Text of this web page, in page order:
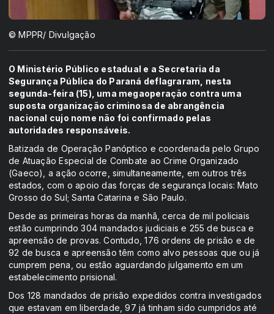
© MPPR/ Divulgação
O Ministério Público estadual e a Secretaria da
Segurança Pública do Paraná deflagraram, nesta
segunda-feira (15), uma megaoperação contra uma
suposta organização criminosa de abrangência
nacional cujo nome não foi confirmado pelas
autoridades responsáveis.
Batizada de Operação Panóptico e coordenada pelo Grupo
de Atuação Especial de Combate ao Crime Organizado
(Gaeco), a ação ocorre, simultaneamente, em outros três
estados, com o apoio das forças de segurança locais: Mato
Grosso do Sul; Santa Catarina e São Paulo.
Desde as primeiras horas da manhã, cerca de mil policiais
estão cumprindo 304 mandados judiciais e 255 de busca e
apreensão de provas. Contudo, 176 ordens de prisão e de
92 de busca e apreensão têm como alvo pessoas que ou já
cumprem pena, ou estão aguardando julgamento em um
estabelecimento prisional.
Dos 128 mandados de prisão expedidos contra investigados
que estavam em liberdade, 97 já tinham sido cumpridos até